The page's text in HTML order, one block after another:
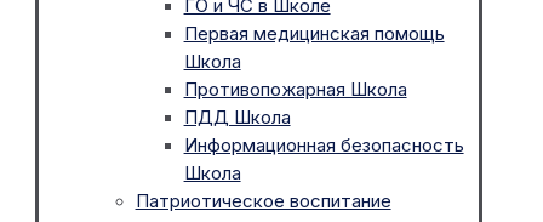
ГО и ЧС в Школе
Первая медицинская помощь
Школа
Противопожарная Школа
ПДД Школа
Информационная безопасность
Школа
Патриотическое воспитание